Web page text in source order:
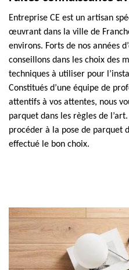
Entreprise CE est un artisan
œuvrant dans la ville de
environs. Forts de nos années
conseillons dans les choix des
techniques à utiliser pour
Constitués d’une équipe de
attentifs à vos attentes, nous
parquet dans les règles de
procéder à la pose de parquet
effectué le bon choix.